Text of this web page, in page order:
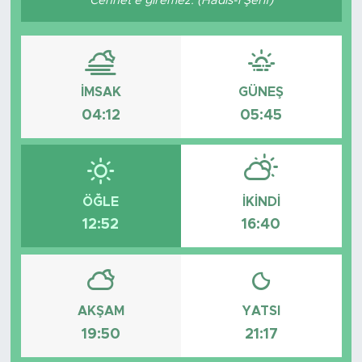
İMSAK
04:12
GÜNEŞ
05:45
ÖĞLE
12:52
İKINDI
16:40
AKŞAM
19:50
YATSI
21:17
Resmi İlanlar
Söyleşi
Teknoloji